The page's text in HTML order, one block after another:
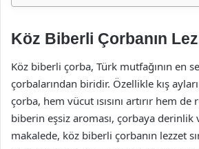
Köz Biberli Çorbanın
Köz biberli çorba, Türk mutfağının en
çorbalarından biridir. Özellikle kış
çorba, hem vücut ısısını artırır hem de
biberin eşsiz aroması, çorbaya derinlik
makalede, köz biberli çorbanın lezzet